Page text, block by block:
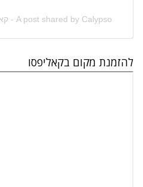
A post shared by Calypso - קאליפסו (@calypso.beach)
להזמנת מקום בקאליפסו